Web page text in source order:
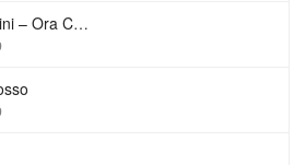
Cesare Cremonini – Ora Che Non Ho Più Te